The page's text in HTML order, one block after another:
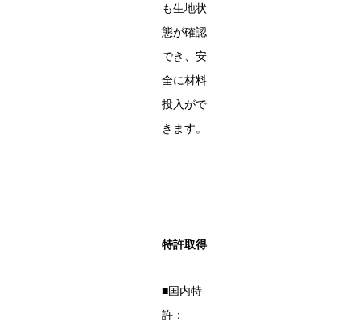
も生地状
態が確認
でき、安
全に材料
投入がで
きます。
特許取得
■国内特
許：